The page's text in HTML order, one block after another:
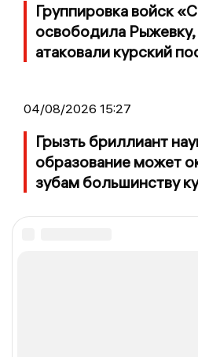
Группировка войск
освободила
атаковали курский
04/08/2026 15:27
Грызть бриллиант
образование может
зубам большинству